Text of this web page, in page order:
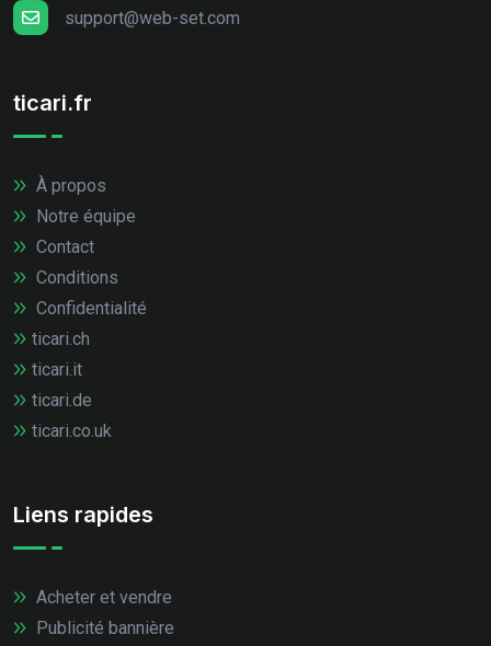
support@web-set.com
ticari.fr
À propos
Notre équipe
Contact
Conditions
Confidentialité
ticari.ch
ticari.it
ticari.de
ticari.co.uk
Liens rapides
Acheter et vendre
Publicité bannière